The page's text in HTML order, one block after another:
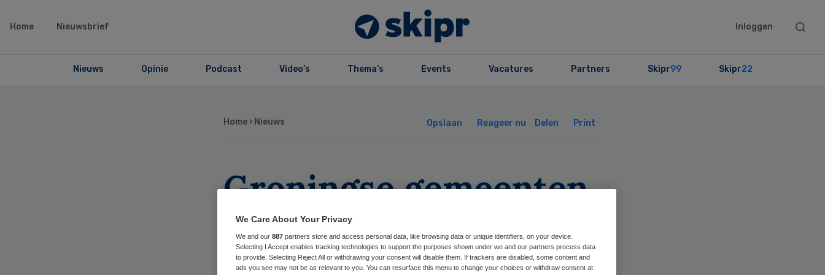
Home Nieuwsbrief Inloggen
Search
Nieuws Opinie Podcast Video’s Thema’s Events Vacatures Partners Skipr99 Skipr22
Home › Nieuws Opslaan Reageer nu Delen Print
Groningse gemeenten
willen behoud
ziekenhuis
We Care About Your Privacy
We and our 887 partners store and access personal data, like browsing data or unique identifiers, on your device.
Selecting I Accept enables tracking technologies to support the purposes shown under we and our partners process data
to provide. Selecting Reject All or withdrawing your consent will disable them. If trackers are disabled, some content and
ads you see may not be as relevant to you. You can resurface this menu to change your choices or withdraw consent at